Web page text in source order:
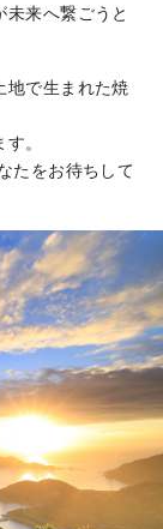
来へ繋ごうと
地で生まれた焼
。
たをお待ちして